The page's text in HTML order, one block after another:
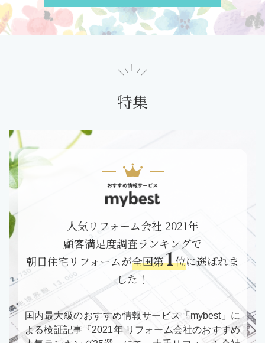
特集
人気リフォーム会社 2021年
顧客満足度調査ランキングで
朝日住宅リフォームが全国第1位に選ばれま
した！
国内最大級のおすすめ情報サービス「mybest」に
よる検証記事『2021年 リフォーム会社のおすすめ